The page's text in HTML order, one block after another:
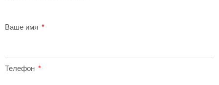
Ваше имя
Телефон